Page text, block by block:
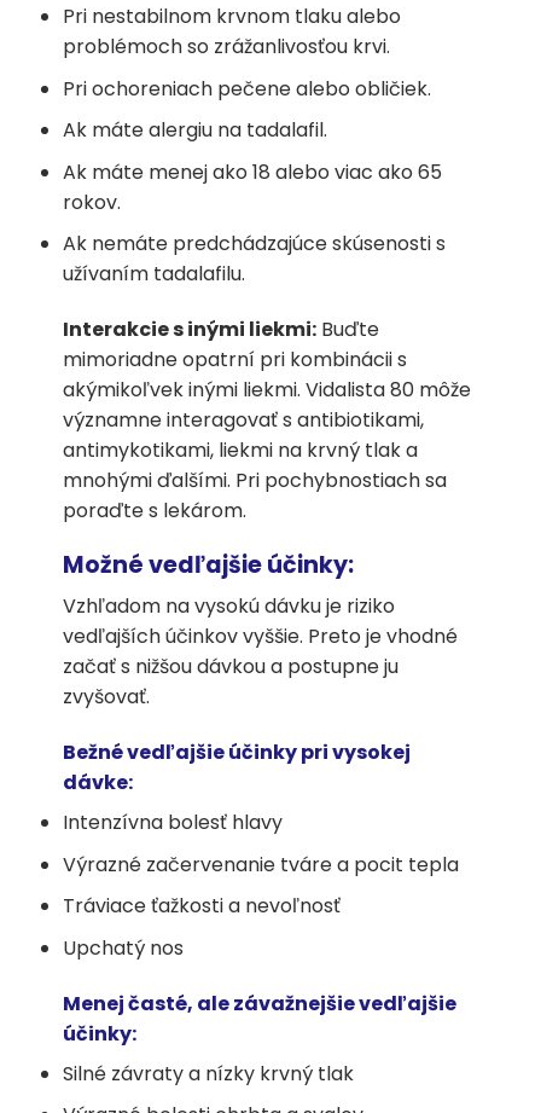
Pri nestabilnom krvnom tlaku alebo
problémoch so zrážanlivosťou krvi.
Pri ochoreniach pečene alebo obličiek.
Ak máte alergiu na tadalafil.
Ak máte menej ako 18 alebo viac ako 65
rokov.
Ak nemáte predchádzajúce skúsenosti s
užívaním tadalafilu.
Interakcie s inými liekmi:Buďte
mimoriadne opatrní pri kombinácii s
akýmikoľvek inými liekmi. Vidalista 80 môže
významne interagovať s antibiotikami,
antimykotikami, liekmi na krvný tlak a
mnohými ďalšími. Pri pochybnostiach sa
poraďte s lekárom.
Možné vedľajšie účinky:
Vzhľadom na vysokú dávku je riziko
vedľajších účinkov vyššie. Preto je vhodné
začať s nižšou dávkou a postupne ju
zvyšovať.
Bežné vedľajšie účinky pri vysokej
dávke:
Intenzívna bolesť hlavy
Výrazné začervenanie tváre a pocit tepla
Tráviace ťažkosti a nevoľnosť
Upchatý nos
Menej časté, ale závažnejšie vedľajšie
účinky:
Silné závraty a nízky krvný tlak